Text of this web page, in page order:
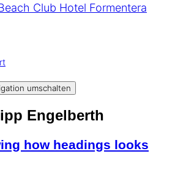
Club Hotel Formentera
umschalten
Engelberth
how headings looks